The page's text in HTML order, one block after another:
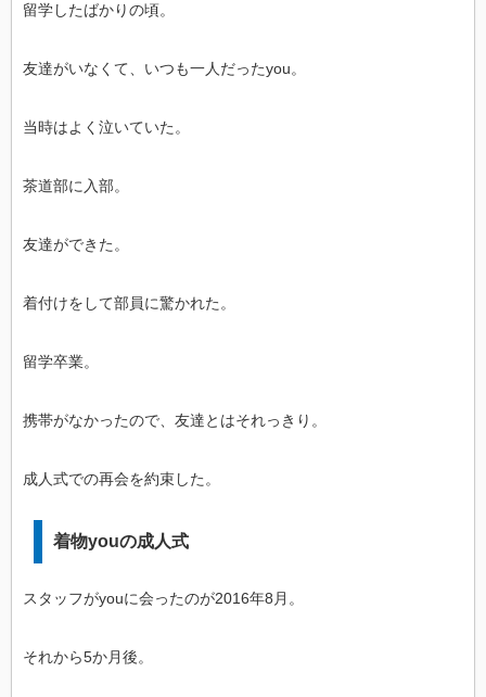
留学したばかりの頃。
友達がいなくて、いつも一人だったyou。
当時はよく泣いていた。
茶道部に入部。
友達ができた。
着付けをして部員に驚かれた。
留学卒業。
携帯がなかったので、友達とはそれっきり。
成人式での再会を約束した。
着物youの成人式
スタッフがyouに会ったのが2016年8月。
それから5か月後。